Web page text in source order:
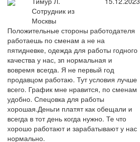
Сотрудник из
Москвы
Положительные стороны работодателя
работаешь по сменам а не на
пятидневке, одежда для работы годного
качества у нас, зп нормальная и
вовремя всегда. Я не первый год
продавцом работаю. Тут условия лучше
всего. График мне нравится, по сменам
удобно. Спецовка для работы
хорошая.Деньги платят как обещали и
всегда в тот день когда нужно. Те что
хорошо работают и зарабатывают у нас
нормально.